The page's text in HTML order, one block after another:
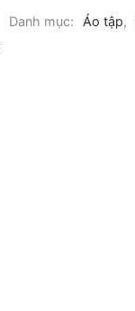
Danh mục: Áo tập,